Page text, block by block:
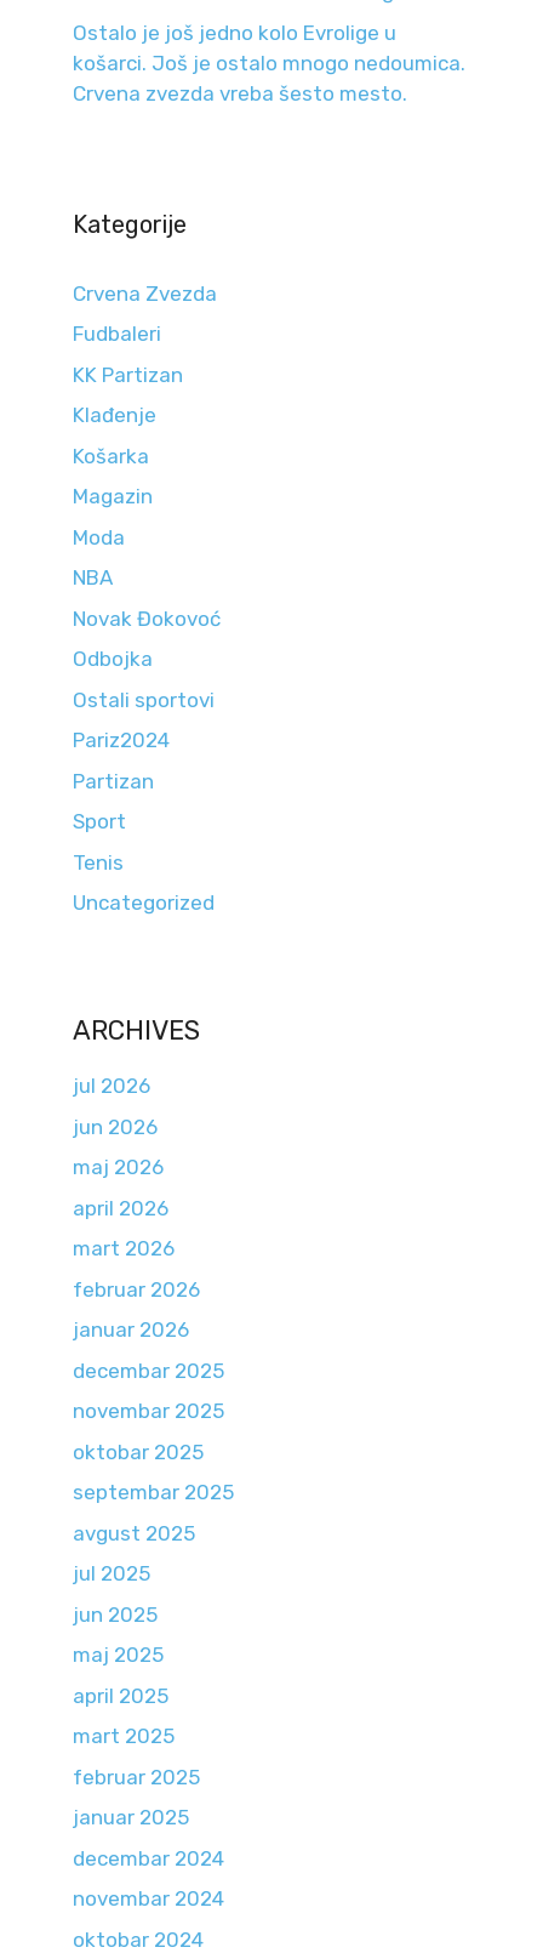
Ostalo je još jedno kolo Evrolige u
košarci. Još je ostalo mnogo nedoumica.
Crvena zvezda vreba šesto mesto.
Kategorije
Crvena Zvezda
Fudbaleri
KK Partizan
Klađenje
Košarka
Magazin
Moda
NBA
Novak Đokovoć
Odbojka
Ostali sportovi
Pariz2024
Partizan
Sport
Tenis
Uncategorized
ARCHIVES
jul 2026
jun 2026
maj 2026
april 2026
mart 2026
februar 2026
januar 2026
decembar 2025
novembar 2025
oktobar 2025
septembar 2025
avgust 2025
jul 2025
jun 2025
maj 2025
april 2025
mart 2025
februar 2025
januar 2025
decembar 2024
novembar 2024
oktobar 2024